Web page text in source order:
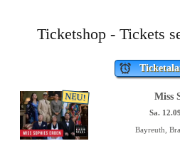
Ticketshop - Tickets
NEU! Miss
Sa.
Bayreuth,